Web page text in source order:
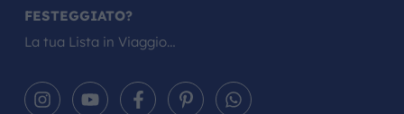
FESTEGGIATO?
La tua Lista in Viaggio…